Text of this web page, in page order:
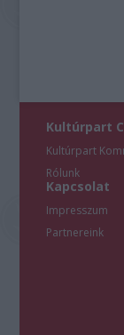
Kultúrpart
Kultúrpart
Rólunk
Kapcsolat
Impresszum
Partnereink